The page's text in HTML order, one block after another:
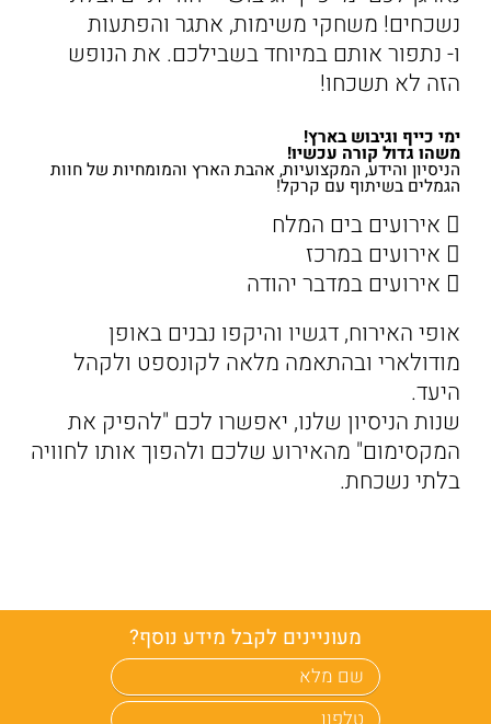
נשכחים! משחקי משימות, אתגר והפתעות
ו- נתפור אותם במיוחד בשבילכם. את הנופש
הזה לא תשכחו!
ימי כייף וגיבוש בארץ!
משהו גדול קורה עכשיו!
הניסיון והידע, המקצועיות, אהבת הארץ והמומחיות של חוות
הגמלים בשיתוף עם קרקל!
 אירועים בים המלח
 אירועים במרכז
 אירועים במדבר יהודה
אופי האירוח, דגשיו והיקפו נבנים באופן
מודולארי ובהתאמה מלאה לקונספט ולקהל
היעד.
שנות הניסיון שלנו, יאפשרו לכם "להפיק את
המקסימום" מהאירוע שלכם ולהפוך אותו לחוויה
בלתי נשכחת.
מעוניינים לקבל מידע נוסף?